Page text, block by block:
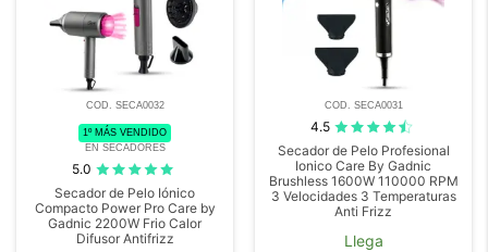
COD. SECA0032
1º MÁS VENDIDO
EN SECADORES
5.0
Secador de Pelo Iónico
Compacto Power Pro Care by
Gadnic 2200W Frio Calor
Difusor Antifrizz
COD. SECA0031
4.5
Secador de Pelo Profesional
Ionico Care By Gadnic
Brushless 1600W 110000 RPM
3 Velocidades 3 Temperaturas
Anti Frizz
Llega